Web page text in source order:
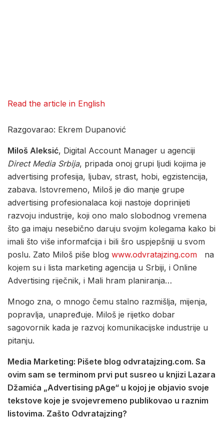
Read the article in English
Razgovarao: Ekrem Dupanović
Miloš Aleksić, Digital Account Manager u agenciji
Direct Media Srbija, pripada onoj grupi ljudi kojima je
advertising profesija, ljubav, strast, hobi, egzistencija,
zabava. Istovremeno, Miloš je dio manje grupe
advertising profesionalaca koji nastoje doprinijeti
razvoju industrije, koji ono malo slobodnog vremena
što ga imaju nesebično daruju svojim kolegama kako bi
imali što više informafcija i bili šro uspjepšniji u svom
poslu. Zato Miloš piše blog www.odvratajzing.com na
kojem su i lista marketing agencija u Srbiji, i Online
Advertising riječnik, i Mali hram planiranja…
Mnogo zna, o mnogo čemu stalno razmišlja, mijenja,
popravlja, unapređuje. Miloš je rijetko dobar
sagovornik kada je razvoj komunikacijske industrije u
pitanju.
Media Marketing: Pišete blog odvratajzing.com. Sa
ovim sam se terminom prvi put susreo u knjizi Lazara
Džamića „Advertising pAge“ u kojoj je objavio svoje
tekstove koje je svojevremeno publikovao u raznim
listovima. Zašto Odvratajzing?